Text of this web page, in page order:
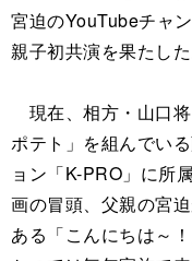
宮迫のYouTubeチャ
親子初共演を果たした
現在、相方・山口
ポテト」を組んでい
ョン「K-PRO」に所
画の冒頭、父親の宮
ある「こんにちは～